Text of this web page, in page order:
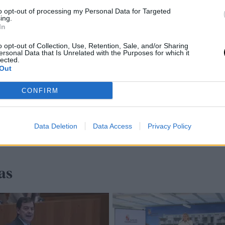
opt-out of processing my Personal Data for Targeted
opt-out of Collection, Use, Retention, Sale, and/or Sharing
Data that Is Unrelated with the Purposes for which it
CONFIRM
Data Deletion Data Access Privacy Policy